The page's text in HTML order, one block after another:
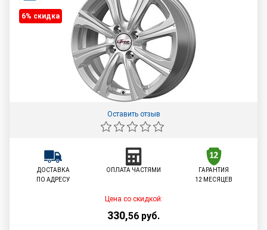
6% cкидка
Оставить отзыв
ДОСТАВКА
ПО АДРЕСУ
ОПЛАТА ЧАСТЯМИ
ГАРАНТИЯ
12 МЕСЯЦЕВ
Цена со скидкой:
330,56 руб.